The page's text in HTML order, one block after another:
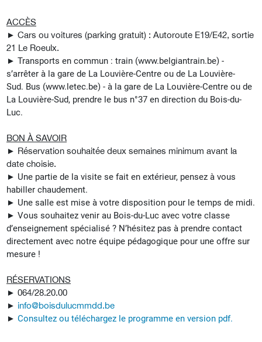
ACCÈS
► Cars ou voitures (parking gratuit) : Autoroute E19/E42, sortie
21 Le Roeulx.
► Transports en commun : train (www.belgiantrain.be) -
s’arrêter à la gare de La Louvière-Centre ou de La Louvière-
Sud. Bus (www.letec.be) - à la gare de La Louvière-Centre ou de
La Louvière-Sud, prendre le bus n°37 en direction du Bois-du-
Luc.
BON À SAVOIR
► Réservation souhaitée deux semaines minimum avant la
date choisie.
► Une partie de la visite se fait en extérieur, pensez à vous
habiller chaudement.
► Une salle est mise à votre disposition pour le temps de midi.
► Vous souhaitez venir au Bois-du-Luc avec votre classe
d’enseignement spécialisé ? N’hésitez pas à prendre contact
directement avec notre équipe pédagogique pour une offre sur
mesure !
RÉSERVATIONS
► 064/28.20.00
► info@boisdulucmmdd.be
► Consultez ou téléchargez le programme en version pdf.